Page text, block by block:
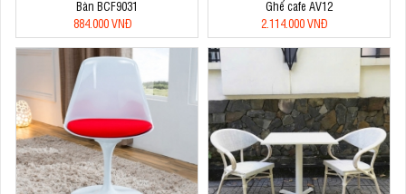
Bàn BCF9031
884.000 VNĐ
Ghế cafe AV12
2.114.000 VNĐ